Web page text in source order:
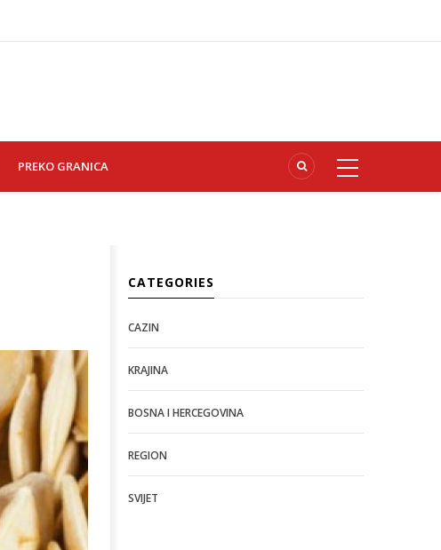
PREKO GRANICA
CATEGORIES
CAZIN
KRAJINA
BOSNA I HERCEGOVINA
REGION
SVIJET